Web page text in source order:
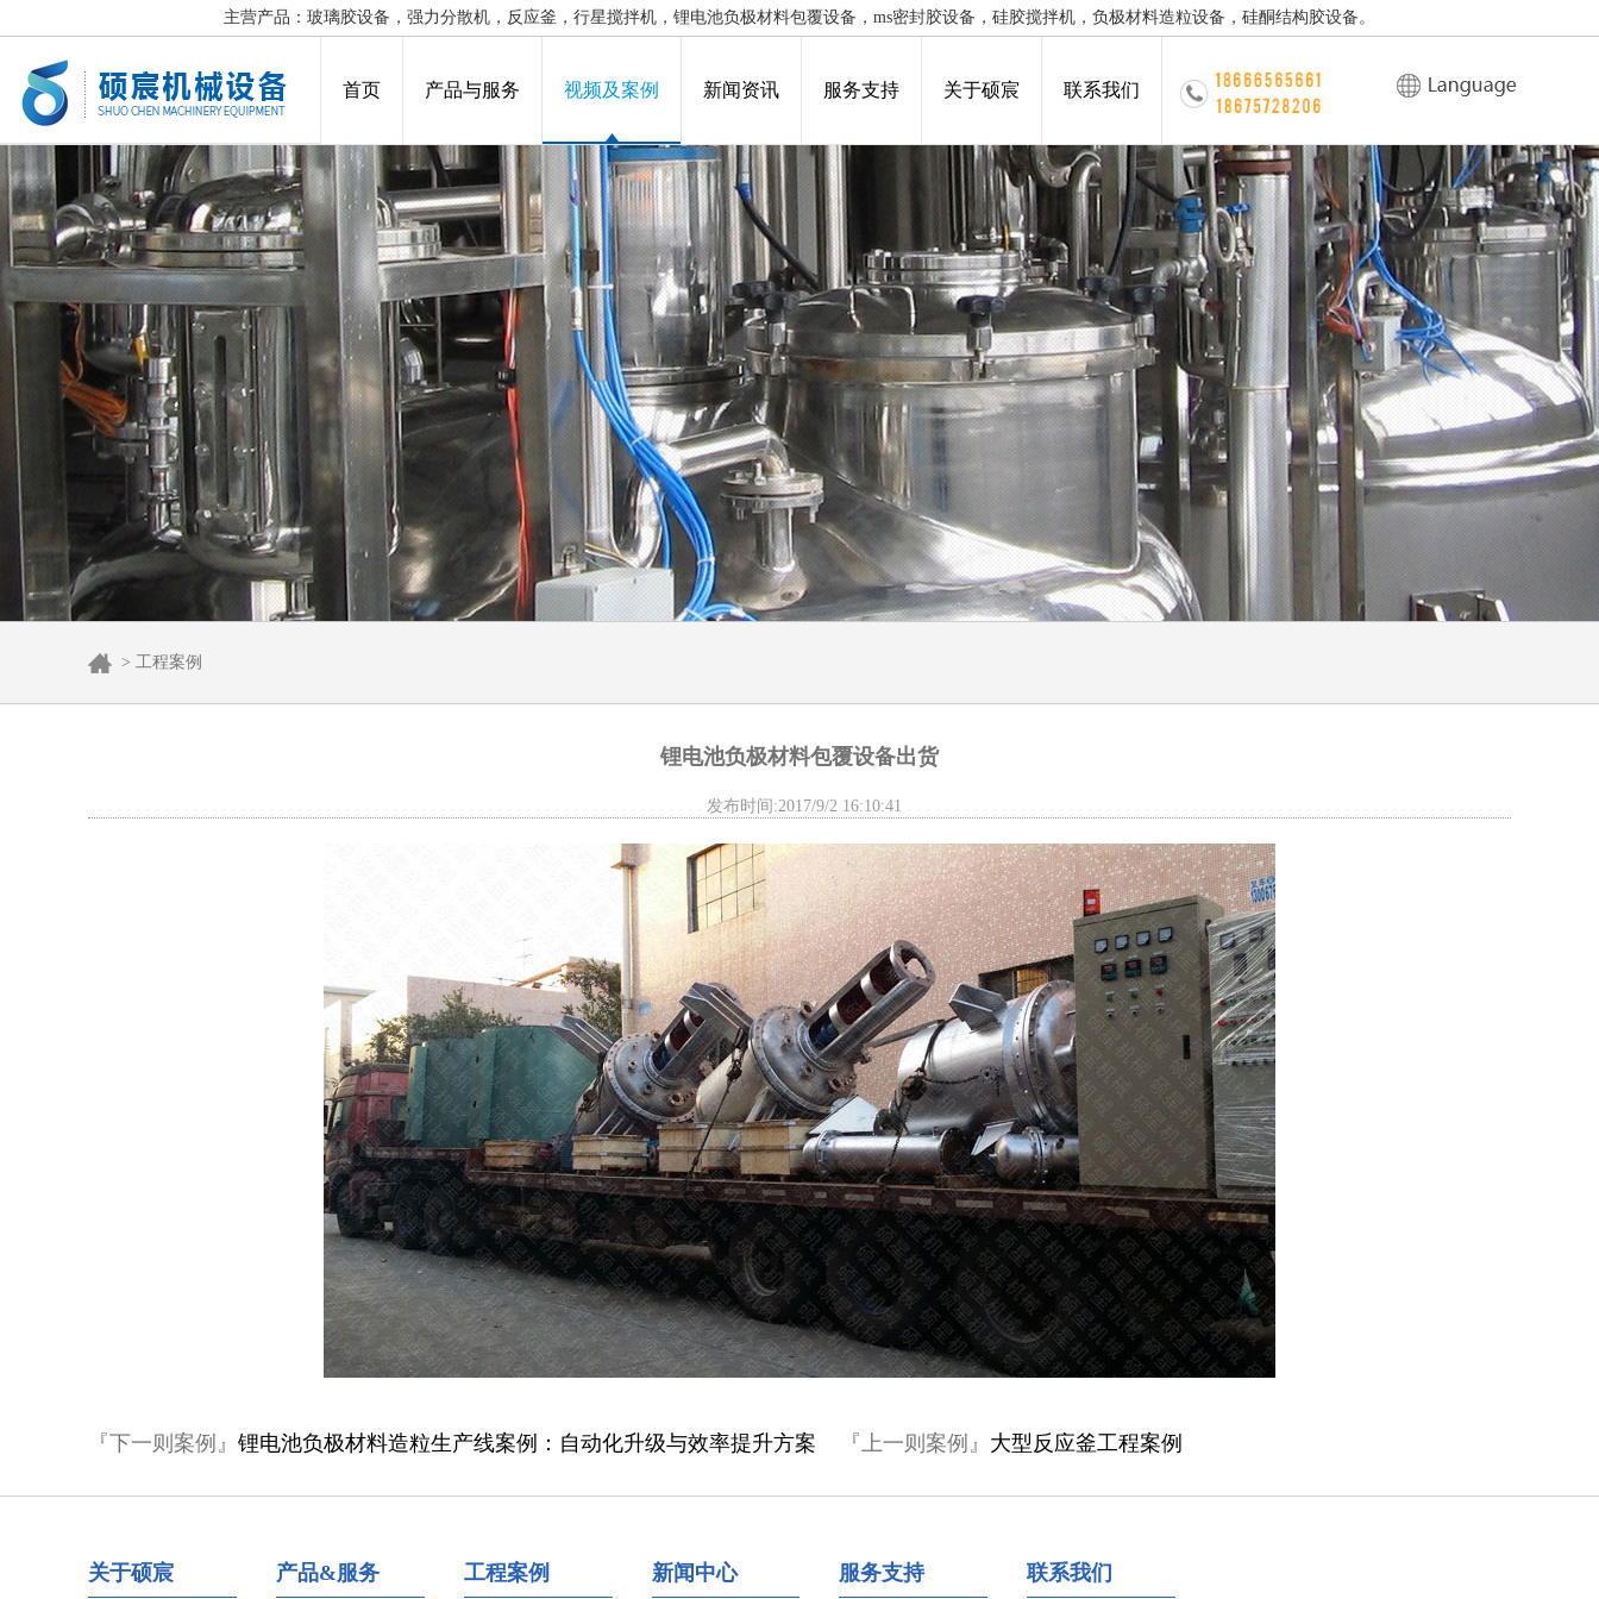
主营产品：玻璃胶设备，强力分散机，反应釜，行星搅拌机，锂电池负极材料包覆设备，ms密封胶设备，硅胶搅拌机，负极材料造粒设备，硅酮结构胶设备。
首页 产品与服务 视频及案例 新闻资讯 服务支持 关于硕宸 联系我们
> 工程案例
锂电池负极材料包覆设备出货
发布时间:2017/9/2 16:10:41
『下一则案例』 锂电池负极材料造粒生产线案例：自动化升级与效率提升方案 『上一则案例』 大型反应釜工程案例
关于硕宸 产品&服务 工程案例 新闻中心 服务支持 联系我们